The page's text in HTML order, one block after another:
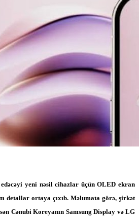
edəcəyi yeni nəsil cihazlar üçün OLED ekran
detallar ortaya çıxıb. Məlumata görə, şirkət
Cənubi Koreyanın Samsung Display və LG